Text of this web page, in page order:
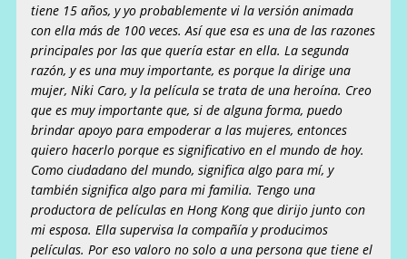
tiene 15 años, y yo probablemente vi la versión animada
con ella más de 100 veces. Así que esa es una de las razones
principales por las que quería estar en ella. La segunda
razón, y es una muy importante, es porque la dirige una
mujer, Niki Caro, y la película se trata de una heroína. Creo
que es muy importante que, si de alguna forma, puedo
brindar apoyo para empoderar a las mujeres, entonces
quiero hacerlo porque es significativo en el mundo de hoy.
Como ciudadano del mundo, significa algo para mí, y
también significa algo para mi familia. Tengo una
productora de películas en Hong Kong que dirijo junto con
mi esposa. Ella supervisa la compañía y producimos
películas. Por eso valoro no solo a una persona que tiene el